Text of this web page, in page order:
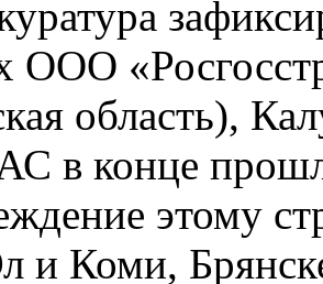
ООО
область),
в конце
этому
и Коми,